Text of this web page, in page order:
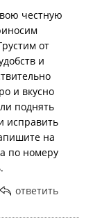
честную
от
и
и вкусно
поднять
исправить
на
по номеру
ответить